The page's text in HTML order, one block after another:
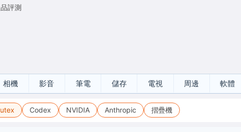
評測
相機 影音 筆電 儲存 電視 周邊 軟體
Codex NVIDIA Anthropic 摺疊機